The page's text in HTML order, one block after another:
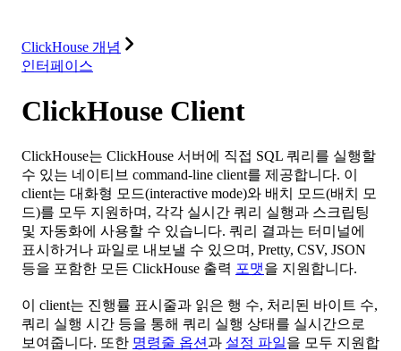
ClickHouse 개념
인터페이스
ClickHouse Client
ClickHouse는 ClickHouse 서버에 직접 SQL 쿼리를 실행할
수 있는 네이티브 command-line client를 제공합니다. 이
client는 대화형 모드(interactive mode)와 배치 모드(배치 모
드)를 모두 지원하며, 각각 실시간 쿼리 실행과 스크립팅
및 자동화에 사용할 수 있습니다. 쿼리 결과는 터미널에
표시하거나 파일로 내보낼 수 있으며, Pretty, CSV, JSON
등을 포함한 모든 ClickHouse 출력 포맷을 지원합니다.
이 client는 진행률 표시줄과 읽은 행 수, 처리된 바이트 수,
쿼리 실행 시간 등을 통해 쿼리 실행 상태를 실시간으로
보여줍니다. 또한 명령줄 옵션과 설정 파일을 모두 지원합